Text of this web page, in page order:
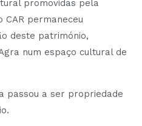
promovidas pela
CAR permaneceu
deste património,
num espaço cultural de
passou a ser propriedade